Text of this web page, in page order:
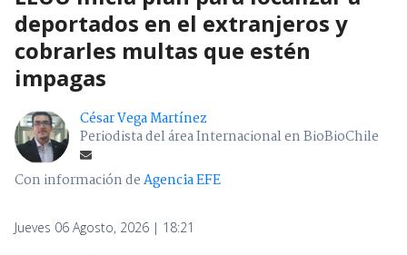
deportados en el extranjeros y
cobrarles multas que estén
impagas
César Vega Martínez
Periodista del área Internacional en BioBioChile
Con información deAgencia EFE
Jueves 06 Agosto, 2026 | 18:21